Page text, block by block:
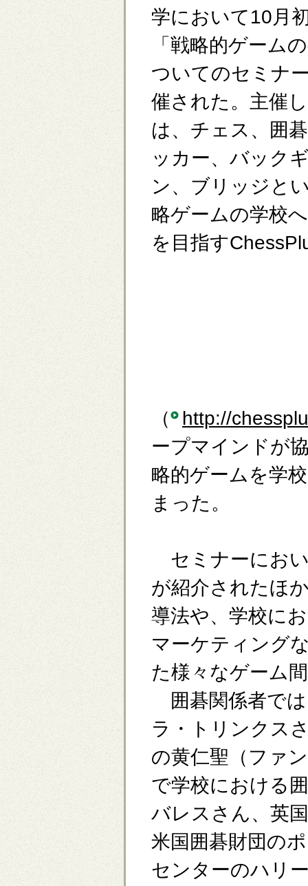
学において10月
「戦略的ゲーム
ついてのセミナ
催された。主催
は、チェス、囲
ッカー、バック
ン、ブリッジと
略ゲームの学校
を目指す
（
http://
ープマインドが
略的ゲームを学
まった。
セミナーにお
が紹介されたほ
導法や、学校に
マーケティング
た様々なゲーム
囲碁関係者では
ラ・トリンクス
の黄仁聖（ファ
で学校における
バレスさん、英
米国囲碁財団の
センターのハリ